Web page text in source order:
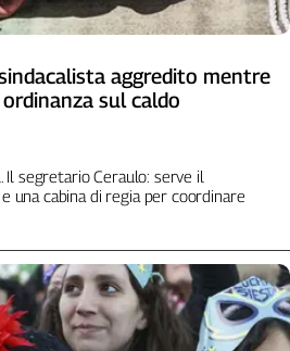
aggredito mentre
sul caldo
Il segretario Ceraulo: serve il
una cabina di regia per coordinare